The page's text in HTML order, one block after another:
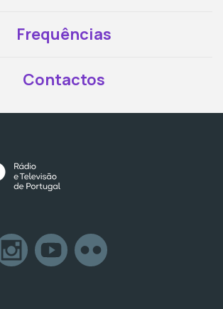
Frequências
Contactos